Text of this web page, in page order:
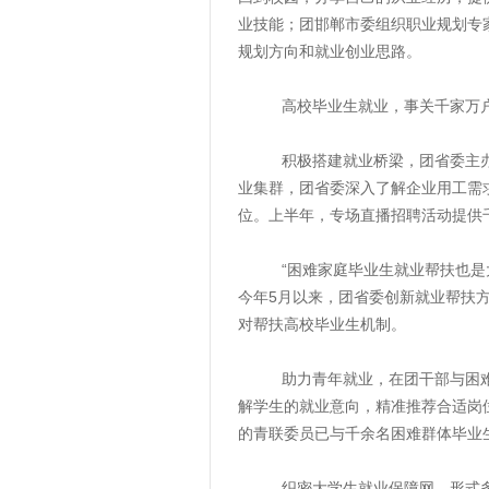
业技能；团邯郸市委组织职业规划
规划方向和就业创业思路。
高校毕业生就业，事关千家万
积极搭建就业桥梁，团省委主办
业集群，团省委深入了解企业用工
位。上半年，专场直播招聘活动提
“困难家庭毕业生就业帮扶也是大
今年5月以来，团省委创新就业帮扶
对帮扶高校毕业生机制。
助力青年就业，在团干部与困难
解学生的就业意向，精准推荐合适
的青联委员已与千余名困难群体毕业